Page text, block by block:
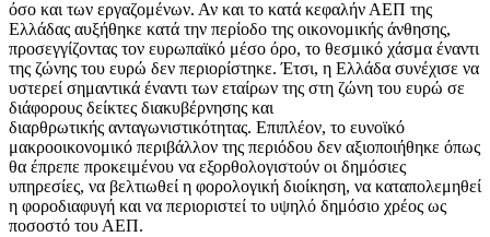
όσο και των εργαζομένων. Αν και το κατά κεφαλήν ΑΕΠ της
Ελλάδας αυξήθηκε κατά την περίοδο της οικονομικής άνθησης,
προσεγγίζοντας τον ευρωπαϊκό μέσο όρο, το θεσμικό χάσμα έναντι
της ζώνης του ευρώ δεν περιορίστηκε. Έτσι, η Ελλάδα συνέχισε να
υστερεί σημαντικά έναντι των εταίρων της στη ζώνη του ευρώ σε
διάφορους δείκτες διακυβέρνησης και
διαρθρωτικής ανταγωνιστικότητας. Επιπλέον, το ευνοϊκό
μακροοικονομικό περιβάλλον της περιόδου δεν αξιοποιήθηκε όπως
θα έπρεπε προκειμένου να εξορθολογιστούν οι δημόσιες
υπηρεσίες, να βελτιωθεί η φορολογική διοίκηση, να καταπολεμηθεί
η φοροδιαφυγή και να περιοριστεί το υψηλό δημόσιο χρέος ως
ποσοστό του ΑΕΠ.